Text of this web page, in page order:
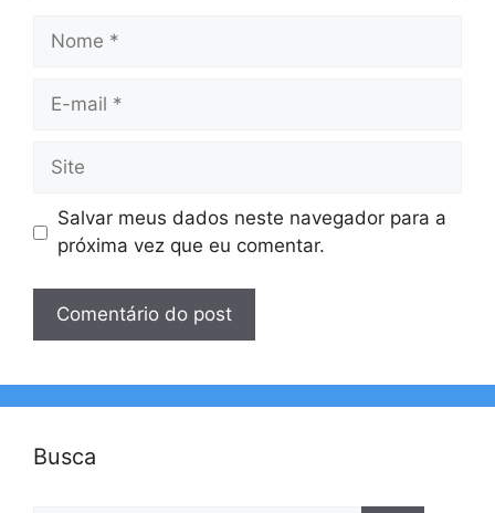
Nome
Site
Salvar meus dados neste navegador para a
próxima vez que eu comentar.
Busca